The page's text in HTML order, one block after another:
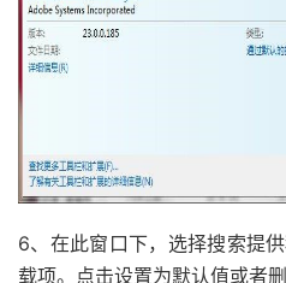
6、在此窗口下，选择搜索提
载项。点击设置为默认值或者